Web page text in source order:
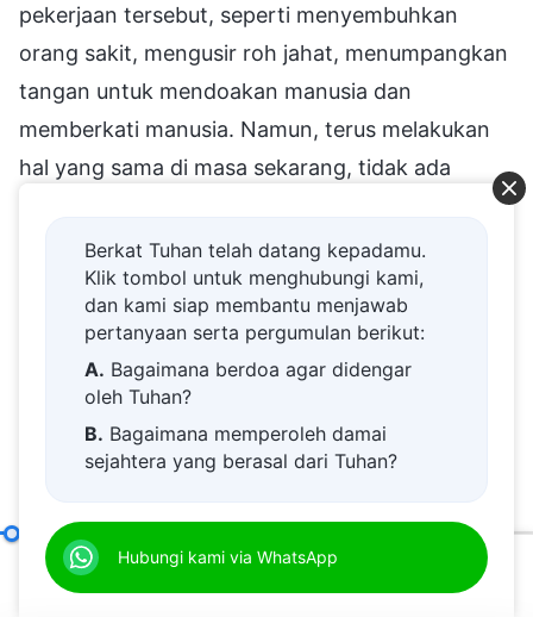
pekerjaan tersebut, seperti menyembuhkan
orang sakit, mengusir roh jahat, menumpangkan
tangan untuk mendoakan manusia dan
memberkati manusia. Namun, terus melakukan
hal yang sama di masa sekarang, tidak ada
demikian pada waktu itu, karena itu adalah
Zaman Kasih Karunia, dan kepada manusia telah
dipertunjukkan cukup banyak kasih karunia
untuk mereka nikmati. Manusia tidak perlu
membayar harga apa pun dan dapat menerima
kasih karunia selama mereka memiliki iman.
Semua orang diperlakukan dengan penuh
dan pekerjaan Tuhan telah berkembang lebih
jauh; melalui hajaran dan penghakiman-Nya,
Berkat Tuhan telah datang kepadamu.
Klik tombol untuk menghubungi kami,
dan kami siap membantu menjawab
pertanyaan serta pergumulan berikut:
A. Bagaimana berdoa agar didengar
oleh Tuhan?
B. Bagaimana memperoleh damai
sejahtera yang berasal dari Tuhan?
D.
dekat kepada Tuhan.
E.Bagaimana menyambut kedatangan
Hubungi kami via WhatsApp
Misteri Inkarnasi (4)(Bagian Satu)